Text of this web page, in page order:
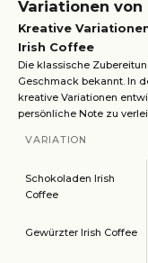
Variationen
Kreative
Irish Coffee
Die klassische
Geschmack bekannt. In
kreative Variationen
persönliche Note zu
VARIATION
Schokoladen Irish
Coffee
Gewürzter Irish Coffee